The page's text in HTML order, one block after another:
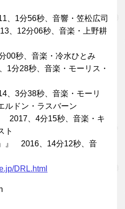
、1分56秒、音響・笠松広司
、12分06秒、音楽・上野耕
00秒、音楽・冷水ひとみ
1分28秒、音楽・モーリス・
、3分38秒、音楽・モーリ
ルドン・ラスバーン
2017、4分15秒、音楽・キ
ト
』 2016、14分12秒、音
DRL.html